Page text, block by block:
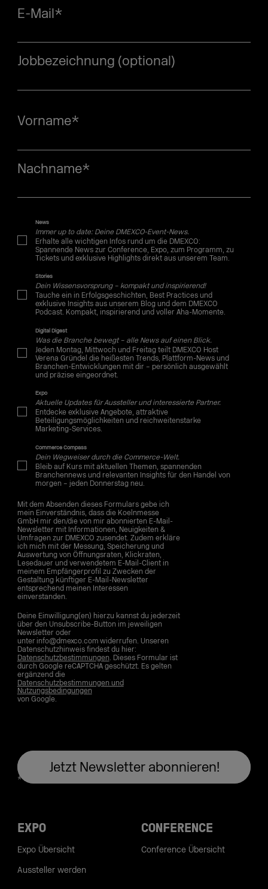
E-Mail*
Jobbezeichnung (optional)
Vorname*
Nachname*
News
Immer up to date: Deine DMEXCO-Event-News.
Erhalte alle wichtigen Infos rund um die DMEXCO:
Spannende News zur Conference, Expo, zum Programm, zu
Tickets und exklusive Highlights direkt aus unserem Team.
Stories
Dein Wissensvorsprung – kompakt und inspirierend!
Tauche ein in Erfolgsgeschichten, Best Practices und
exklusive Insights aus unserem Blog und dem DMEXCO
Podcast. Kompakt, inspirierend und voller Aha-Momente.
Digital Digest
Was die Branche bewegt – alle News auf einen Blick.
Jeden Montag, Mittwoch und Freitag teilt DMEXCO Host
Verena Gründel die heißesten Trends, Plattform-News und
Branchen-Entwicklungen mit dir – persönlich ausgewählt
und präzise eingeordnet.
Expo
Aktuelle Updates für Aussteller und interessierte Partner.
Entdecke exklusive Angebote, attraktive
Beteiligungsmöglichkeiten und reichweitenstarke
Marketing-Services.
Commerce Compass
Dein Wegweiser durch die Commerce-Welt.
Bleib auf Kurs mit aktuellen Themen, spannenden
Branchennews und relevanten Insights für den Handel von
morgen – jeden Donnerstag neu.
Mit dem Absenden dieses Formulars gebe ich
mein Einverständnis, dass die Koelnmesse
GmbH mir den/die von mir abonnierten E-Mail-
Newsletter mit Informationen, Neuigkeiten &
Umfragen zur DMEXCO zusendet. Zudem erkläre
ich mich mit der Messung, Speicherung und
Auswertung von Öffnungsraten, Klickraten,
Lesedauer und verwendetem E-Mail-Client in
meinem Empfängerprofil zu Zwecken der
Gestaltung künftiger E-Mail-Newsletter
entsprechend meinen Interessen
einverstanden.
Deine Einwilligung(en) hierzu kannst du jederzeit
über den Unsubscribe-Button im jeweiligen
Newsletter oder
unter info@dmexco.com widerrufen. Unseren
Datenschutzhinweis findest du hier:
Datenschutzbestimmungen. Dieses Formular ist
durch Google reCAPTCHA geschützt. Es gelten
ergänzend die
Datenschutzbestimmungen und
Nutzungsbedingungen
von Google.
EXPO
Expo Übersicht
Aussteller werden
CONFERENCE
Conference Übersicht